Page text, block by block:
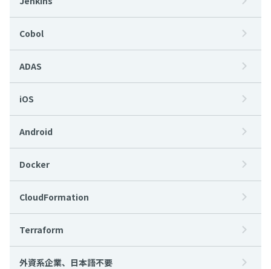
Cobol
ADAS
iOS
Android
Docker
CloudFormation
Terraform
外資系企業、日本語不要